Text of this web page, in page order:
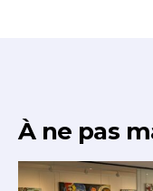
À ne pas